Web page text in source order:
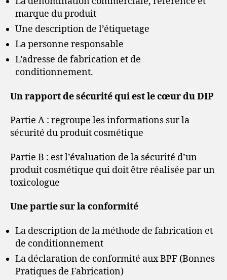
marque du produit
Une description de l’étiquetage
La personne responsable
L’adresse de fabrication et de
conditionnement.
Un rapport de sécurité qui est le cœur du DIP
Partie A : regroupe les informations sur la
sécurité du produit cosmétique
Partie B : est l’évaluation de la sécurité d’un
produit cosmétique qui doit être réalisée par un
toxicologue
Une partie sur la conformité
La description de la méthode de fabrication et
de conditionnement
La déclaration de conformité aux BPF (Bonnes
Pratiques de Fabrication)